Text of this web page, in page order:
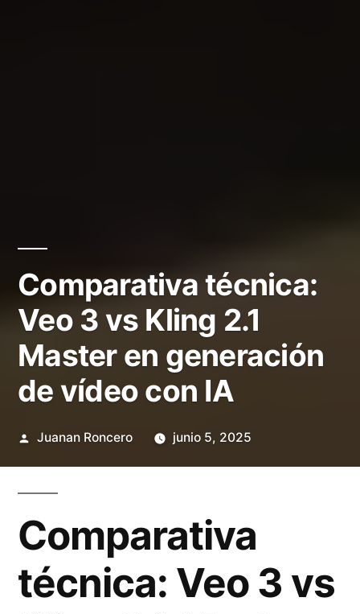
Comparativa técnica:
Veo 3 vs Kling 2.1
Master en generación
de vídeo con IA
Publicado
Juanan Roncero junio 5, 2025
Comparativa
técnica: Veo 3 vs